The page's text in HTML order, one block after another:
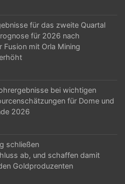
für das zweite Quartal
für 2026 nach
mit Orla Mining
bei wichtigen
für Dome und
2026
schließen
ab, und schaffen damit
Goldproduzenten